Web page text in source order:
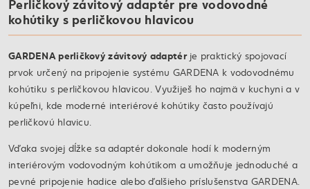
Perličkový závitový adaptér pre vodovodné
kohútiky s perličkovou hlavicou
GARDENA perličkový závitový adaptérje praktický spojovací
prvok určený na pripojenie systému GARDENA k vodovodnému
kohútiku s perličkovou hlavicou. Využiješ ho najmä v kuchyni a v
kúpeľni, kde moderné interiérové kohútiky často používajú
perličkovú hlavicu.
Vďaka svojej dĺžke sa adaptér dokonale hodí k moderným
interiérovým vodovodným kohútikom a umožňuje jednoduché a
pevné pripojenie hadice alebo ďalšieho príslušenstva GARDENA.